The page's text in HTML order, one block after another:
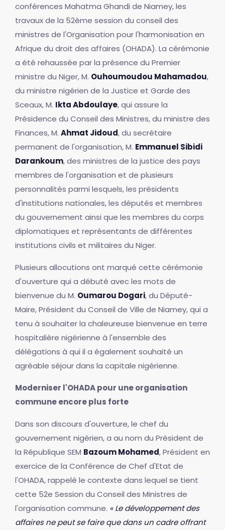
conférences Mahatma Ghandi de Niamey, les
travaux de la 52ème session du conseil des
ministres de l'Organisation pour l'harmonisation en
Afrique du droit des affaires (OHADA). La cérémonie
a été rehaussée par la présence du Premier
ministre du Niger, M. Ouhoumoudou Mahamadou,
du ministre nigérien de la Justice et Garde des
Sceaux, M. Ikta Abdoulaye, qui assure la
Présidence du Conseil des Ministres, du ministre des
Finances, M. Ahmat Jidoud, du secrétaire
permanent de l'organisation, M. Emmanuel Sibidi
Darankoum, des ministres de la justice des pays
membres de l'organisation et de plusieurs
personnalités parmi lesquels, les présidents
d'institutions nationales, les députés et membres
du gouvernement ainsi que les membres du corps
diplomatiques et représentants de différentes
institutions civils et militaires du Niger.
Plusieurs allocutions ont marqué cette cérémonie
d'ouverture qui a débuté avec les mots de
bienvenue du M. Oumarou Dogari, du Député-
Maire, Président du Conseil de Ville de Niamey, qui a
tenu à souhaiter la chaleureuse bienvenue en terre
hospitalière nigérienne à l'ensemble des
délégations à qui il a également souhaité un
agréable séjour dans la capitale nigérienne.
Moderniser l'OHADA pour une organisation
commune encore plus forte
Dans son discours d'ouverture, le chef du
gouvernement nigérien, a au nom du Président de
la République SEM Bazoum Mohamed, Président en
exercice de la Conférence de Chef d'Etat de
l'OHADA, rappelé le contexte dans lequel se tient
cette 52e Session du Conseil des Ministres de
l'organisation commune. « Le développement des
affaires ne peut se faire que dans un cadre offrant